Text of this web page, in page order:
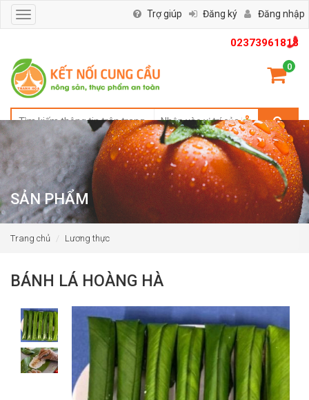
02373961818
0
Toggle
navigation
Trợ giúp Đăng ký Đăng nhập
SẢN PHẨM
Trang chủ Lương thực
BÁNH LÁ HOÀNG HÀ